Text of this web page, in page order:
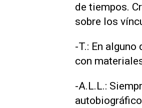
de tiempos.
sobre los
-T.: En
con
-A.L.L.: